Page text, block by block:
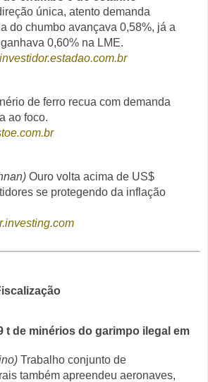
única, atento demanda
do chumbo avançava 0,58%, já a
0,60% na LME.
de ferro recua com demanda
ao foco.
Ouro volta acima de US$
se protegendo da inflação
t de minérios do garimpo ilegal em
Trabalho conjunto de
também apreendeu aeronaves,